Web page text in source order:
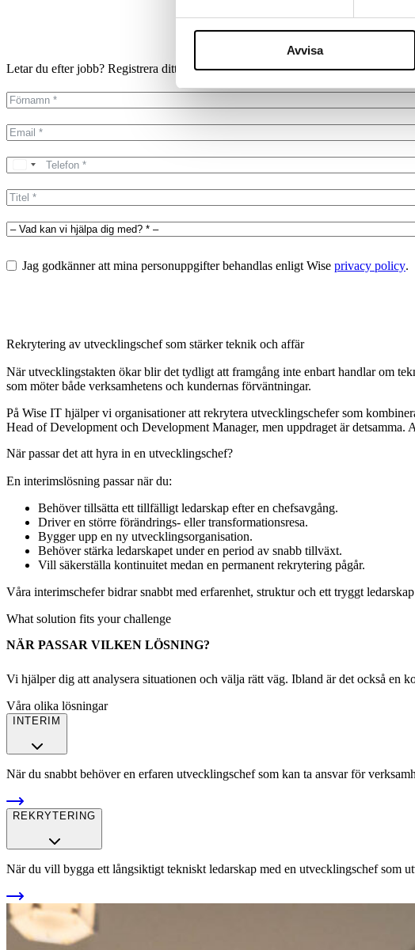
Avvisa
Vi
Letar du efter jobb? Registrera ditt CV direktpå vår Connect-portal.
Jag godkänner att mina personuppgifter behandlas enligt Wise privacy policy.
Rekrytering av utvecklingschef som stärker teknik och affär
När utvecklingstakten ökar blir det tydligt att framgång inte enbart handlar om
som möter både verksamhetens och kundernas förväntningar.
På Wise IT hjälper vi organisationer att rekrytera utvecklingschefer som
Head of Development och Development Manager, men uppdraget är
När passar det att hyra in en utvecklingschef?
En interimslösning passar när du:
Behöver tillsätta ett tillfälligt ledarskap efter en chefsavgång.
Driver en större förändrings- eller transformationsresa.
Bygger upp en ny utvecklingsorganisation.
Behöver stärka ledarskapet under en period av snabb tillväxt.
Vill säkerställa kontinuitet medan en permanent rekrytering pågår.
Våra interimschefer bidrar snabbt med erfarenhet, struktur och ett tryggt
What solution fits your challenge
NÄR PASSAR VILKEN LÖSNING?
Vi hjälper dig att analysera situationen och välja rätt väg. Ibland är det också en
Våra olika lösningar
INTERIM
När du snabbt behöver en erfaren utvecklingschef som kan ta ansvar för
REKRYTERING
När du vill bygga ett långsiktigt tekniskt ledarskap med en utvecklingschef som